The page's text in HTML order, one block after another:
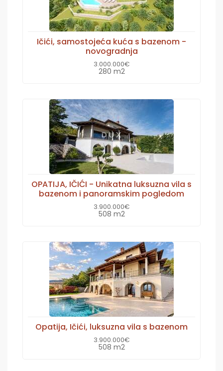
Ičići, samostojeća kuća s bazenom -
novogradnja
3.000.000€
280 m2
OPATIJA, IČIĆI - Unikatna luksuzna vila s
bazenom i panoramskim pogledom
3.900.000€
508 m2
Opatija, Ičići, luksuzna vila s bazenom
3.900.000€
508 m2